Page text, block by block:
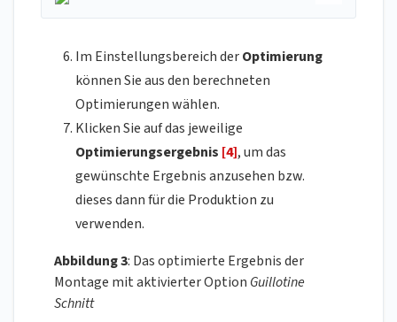
Im Einstellungsbereich derOptimierung
können Sie aus den berechneten
Optimierungen wählen.
Klicken Sie auf das jeweilige
Optimierungsergebnis [4], um das
gewünschte Ergebnis anzusehen bzw.
dieses dann für die Produktion zu
verwenden.
Abbildung 3: Das optimierte Ergebnis der
Montage mit aktivierter Option Guillotine
Schnitt